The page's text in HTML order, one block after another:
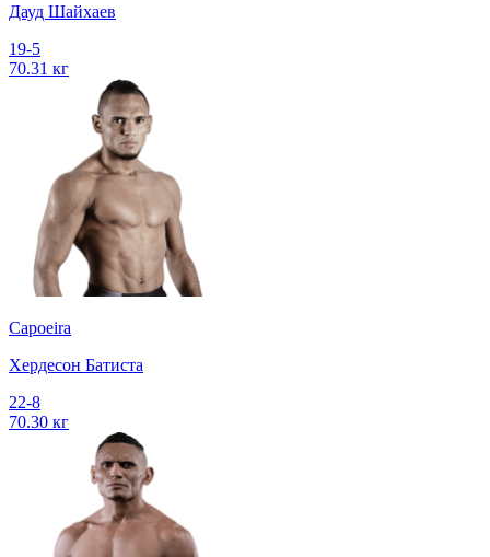
Дауд Шайхаев
19-5
70.31 кг
Capoeira
Хердесон Батиста
22-8
70.30 кг